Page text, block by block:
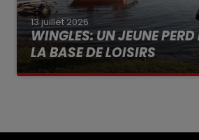
13 juillet 2026
WINGLES: UN JEUNE
LA BASE DE LOISIRS
La victime a coulé à pic